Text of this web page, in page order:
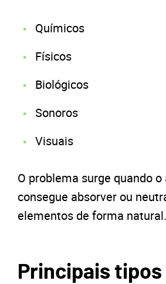
Químicos
Físicos
Biológicos
Sonoros
Visuais
O problema surge quando
consegue absorver ou
elementos de forma natural.
Principais tipos